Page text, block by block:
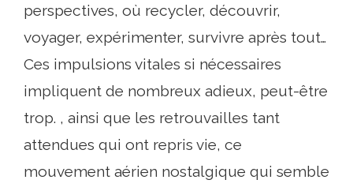
perspectives, où recycler, découvrir,
voyager, expérimenter, survivre après tout…
Ces impulsions vitales si nécessaires
impliquent de nombreux adieux, peut-être
trop. , ainsi que les retrouvailles tant
attendues qui ont repris vie, ce
mouvement aérien nostalgique qui semble